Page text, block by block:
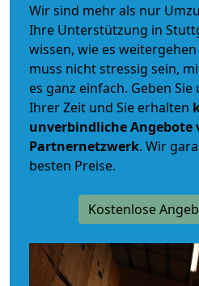
Wir sind mehr als nur
Ihre Unterstützung in
wissen, wie es
muss nicht stressig sein,
es ganz einfach. Geben
Ihrer Zeit und Sie erhalten
unverbindlicheAngebote
Partnernetzwerk. Wir
besten Preise.
Kostenlose